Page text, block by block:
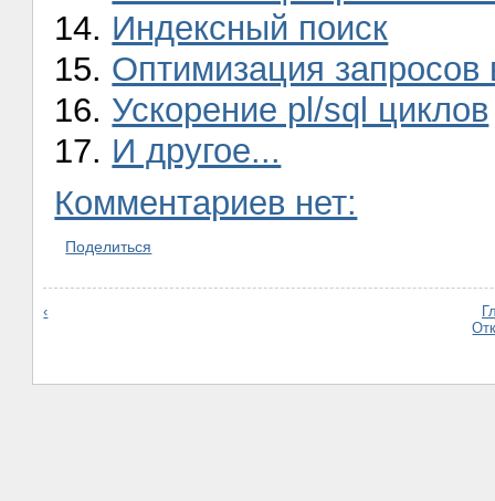
14. Индексный поиск
15. Оптимизация запросов
16. Ускорение pl/sql циклов
17. И другое...
Комментариев нет:
Поделиться
‹